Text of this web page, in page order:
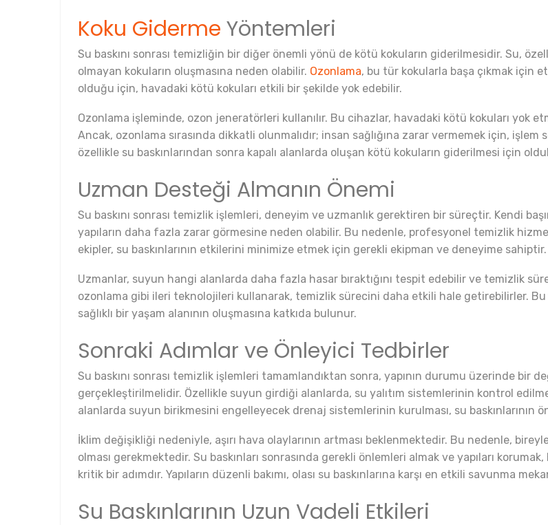
Koku Giderme Yöntemleri
Su baskını sonrası temizliğin bir diğer önemli yönü de kötü kokuların giderilmesidir. Su,
olmayan kokuların oluşmasına neden olabilir. Ozonlama, bu tür kokularla başa çıkmak için
olduğu için, havadaki kötü kokuları etkili bir şekilde yok edebilir.
Ozonlama işleminde, ozon jeneratörleri kullanılır. Bu cihazlar, havadaki kötü kokuları yok
Ancak, ozonlama sırasında dikkatli olunmalıdır; insan sağlığına zarar vermemek için, işlem
özellikle su baskınlarından sonra kapalı alanlarda oluşan kötü kokuların giderilmesi için
Uzman Desteği Almanın Önemi
Su baskını sonrası temizlik işlemleri, deneyim ve uzmanlık gerektiren bir süreçtir. Kendi
yapıların daha fazla zarar görmesine neden olabilir. Bu nedenle, profesyonel temizlik
ekipler, su baskınlarının etkilerini minimize etmek için gerekli ekipman ve deneyime sahiptir.
Uzmanlar, suyun hangi alanlarda daha fazla hasar bıraktığını tespit edebilir ve temizlik
ozonlama gibi ileri teknolojileri kullanarak, temizlik sürecini daha etkili hale getirebilirler.
sağlıklı bir yaşam alanının oluşmasına katkıda bulunur.
Sonraki Adımlar ve Önleyici Tedbirler
Su baskını sonrası temizlik işlemleri tamamlandıktan sonra, yapının durumu üzerinde bir
gerçekleştirilmelidir. Özellikle suyun girdiği alanlarda, su yalıtım sistemlerinin kontrol
alanlarda suyun birikmesini engelleyecek drenaj sistemlerinin kurulması, su baskınlarının
İklim değişikliği nedeniyle, aşırı hava olaylarının artması beklenmektedir. Bu nedenle,
olması gerekmektedir. Su baskınları sonrasında gerekli önlemleri almak ve yapıları
kritik bir adımdır. Yapıların düzenli bakımı, olası su baskınlarına karşı en etkili savunma
Su Baskınlarının Uzun Vadeli Etkileri